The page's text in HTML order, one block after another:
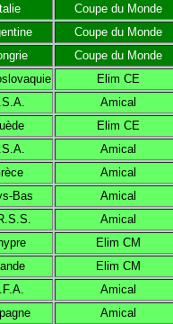
Coupe du Monde
Coupe du Monde
Coupe du Monde
Elim CE
Amical
Elim CE
Amical
Amical
Bas
Amical
Amical
Elim CM
Elim CM
Amical
Amical